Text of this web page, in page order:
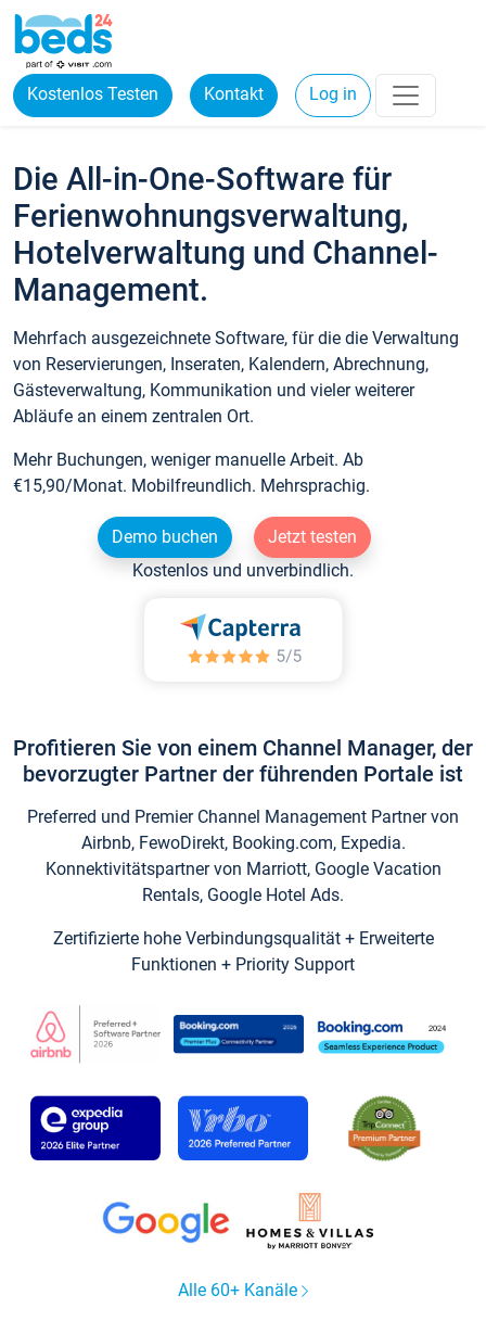
Kostenlos Testen Kontakt Log in
Die All-in-One-Software für
Ferienwohnungsverwaltung,
Hotelverwaltung und Channel-
Management.
Mehrfach ausgezeichnete Software, für die die Verwaltung
von Reservierungen, Inseraten, Kalendern, Abrechnung,
Gästeverwaltung, Kommunikation und vieler weiterer
Abläufe an einem zentralen Ort.
Mehr Buchungen, weniger manuelle Arbeit. Ab
€15,90/Monat. Mobilfreundlich. Mehrsprachig.
Demo buchen
Jetzt testen
Kostenlos und unverbindlich.
Profitieren Sie von einem Channel Manager, der
bevorzugter Partner der führenden Portale ist
Preferred und Premier Channel Management Partner von
Airbnb, FewoDirekt, Booking.com, Expedia.
Konnektivitätspartner von Marriott, Google Vacation
Rentals, Google Hotel Ads.
Zertifizierte hohe Verbindungsqualität + Erweiterte
Funktionen + Priority Support
Alle 60+ Kanäle